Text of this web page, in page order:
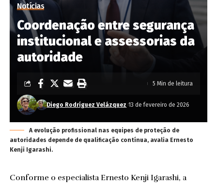
Notícias
Coordenação entre segurança
institucional e assessorias da
autoridade
Diego Rodríguez Velázquez 13 de fevereiro de 2026
5 Min de leitura
A evolução profissional nas equipes de proteção de
autoridades depende de qualificação contínua, avalia Ernesto
Kenji Igarashi.
Conforme o especialista Ernesto Kenji Igarashi, a